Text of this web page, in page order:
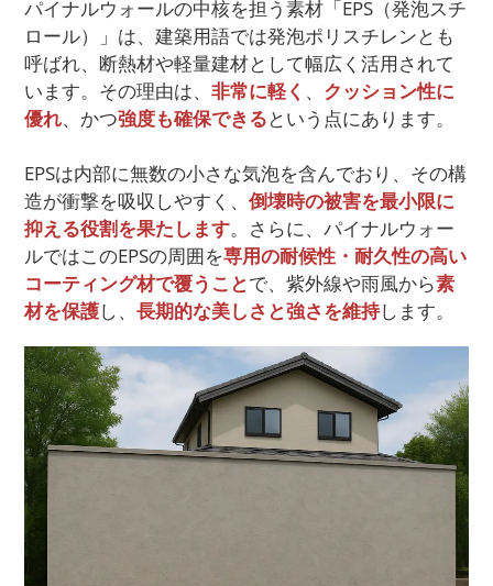
パイナルウォールの中核を担う素材「EPS（発泡スチ
ロール）」は、建築用語では発泡ポリスチレンとも
呼ばれ、断熱材や軽量建材として幅広く活用されて
います。その理由は、 非常に軽く 、 クッション性に
優れ、かつ強度も確保できるという点にあります。
EPSは内部に無数の小さな気泡を含んでおり、その構
造が衝撃を吸収しやすく、 倒壊時の被害を最小限に
抑える役割を果たします。さらに、パイナルウォー
ルではこのEPSの周囲を専用の耐候性・耐久性の高い
コーティング材で覆うことで、紫外線や雨風から素
材を保護し、 長期的な美しさ と強さを維持します。